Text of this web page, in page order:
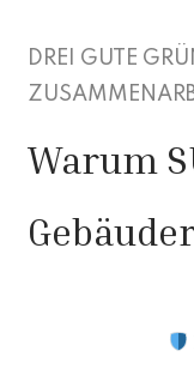
DREI GUTE
Warum